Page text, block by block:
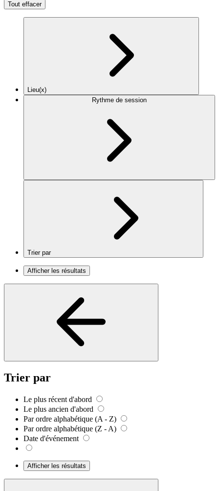
Tout effacer
Lieu(x)
Rythme de session
Trier par
Afficher les résultats
Trier par
Le plus récent d'abord
Le plus ancien d'abord
Par ordre alphabétique (A - Z)
Par ordre alphabétique (Z - A)
Date d'événement
Afficher les résultats